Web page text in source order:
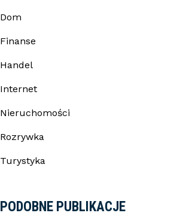
Dom
Finanse
Handel
Internet
Nieruchomości
Rozrywka
Turystyka
PODOBNE PUBLIKACJE